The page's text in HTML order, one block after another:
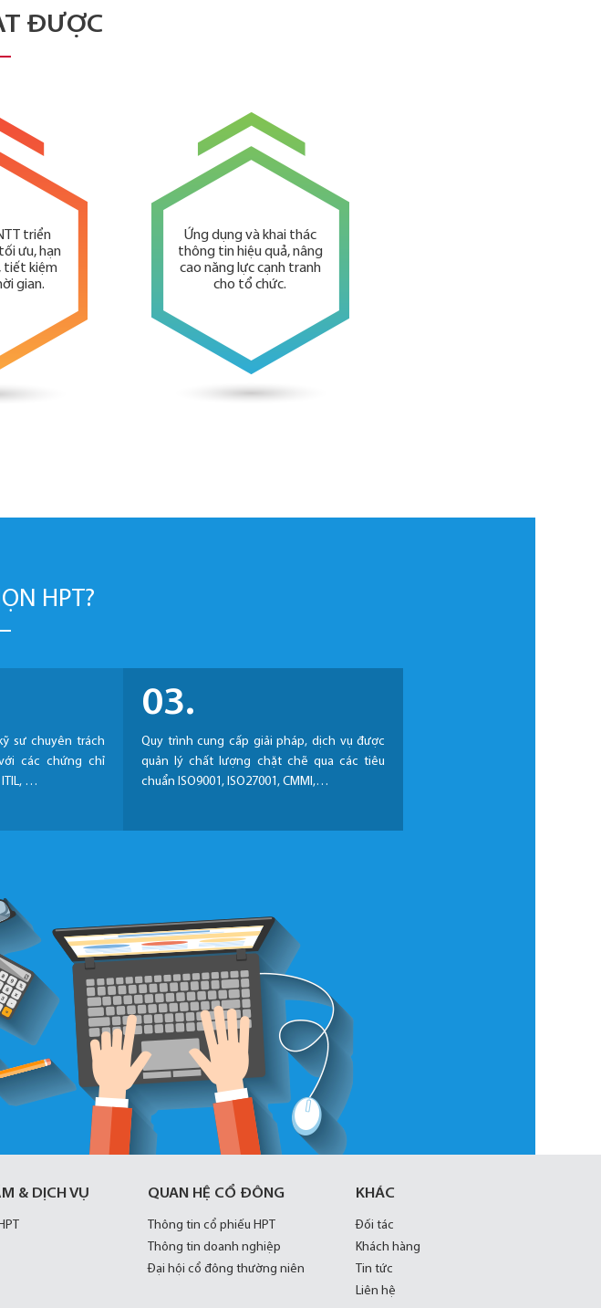
ĐƯỢC
triển
ưu, hạn
tiết kiệm
gian.
Ứng dụng và khai thác
thông tin hiệu quả, nâng
cao năng lực cạnh tranh
cho tổ chức.
HPT?
sư chuyên trách
các chứng chỉ
ITIL, …
03.
Quy trình cung cấp giải pháp, dịch vụ được
quản lý chất lượng chặt chẽ qua các tiêu
chuẩn ISO9001, ISO27001, CMMI,…
& DỊCH VỤ QUAN HỆ CỔ ĐÔNG
Thông tin cổ phiếu HPT
Thông tin doanh nghiệp
Đại hội cổ đông thường niên
KHÁC
Đối tác
Khách hàng
Tin tức
Liên hệ